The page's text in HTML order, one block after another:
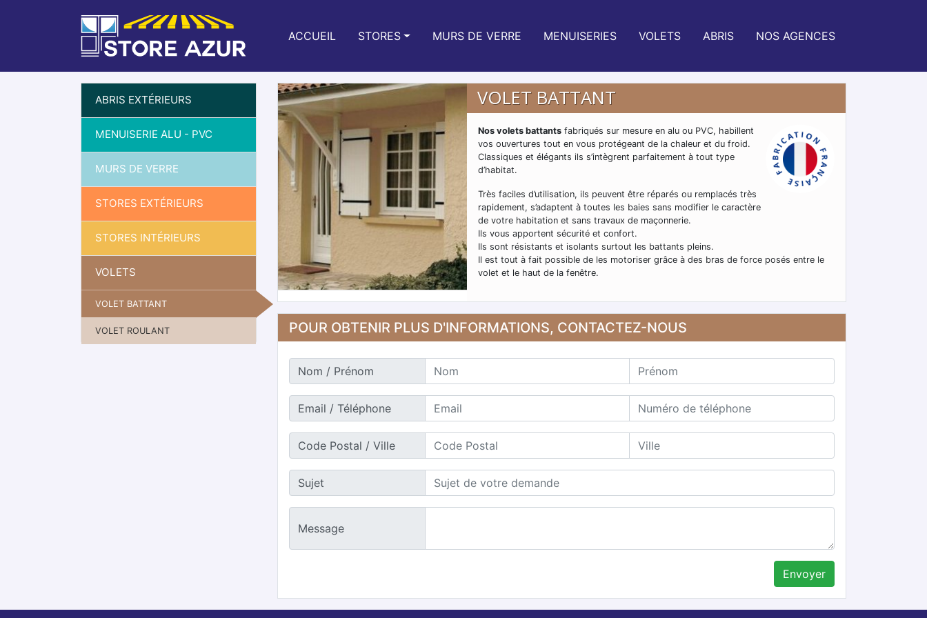
ACCUEIL STORES MURS DE VERRE MENUISERIES VOLETS ABRIS NOS AGENCES
ABRIS EXTÉRIEURS
MENUISERIE ALU - PVC
MURS DE VERRE
STORES EXTÉRIEURS
STORES INTÉRIEURS
VOLETS
VOLET BATTANT
VOLET ROULANT
VOLET BATTANT
Nos volets battants fabriqués sur mesure en alu ou PVC, habillent
vos ouvertures tout en vous protégeant de la chaleur et du froid.
Classiques et élégants ils s’intègrent parfaitement à tout type
d’habitat.
Très faciles d’utilisation, ils peuvent être réparés ou remplacés très
rapidement, s’adaptent à toutes les baies sans modifier le caractère
de votre habitation et sans travaux de maçonnerie.
Ils vous apportent sécurité et confort.
Ils sont résistants et isolants surtout les battants pleins.
Il est tout à fait possible de les motoriser grâce à des bras de force posés entre le
volet et le haut de la fenêtre.
POUR OBTENIR PLUS D'INFORMATIONS, CONTACTEZ-NOUS
Nom / Prénom
Email / Téléphone
Code Postal / Ville
Sujet
Message
Envoyer